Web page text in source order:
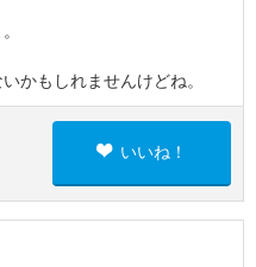
かもしれませんけどね。
いいね！